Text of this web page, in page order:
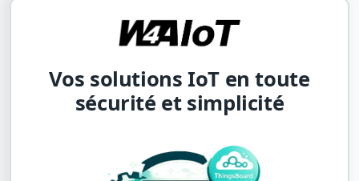
Vos solutions IoT en toute
sécurité et simplicité